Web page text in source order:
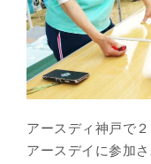
アースディ神戸で
アースデイに参加